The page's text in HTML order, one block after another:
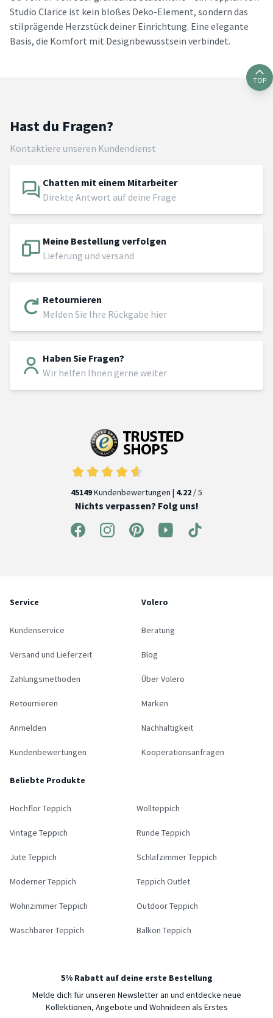
Studio Clarice ist kein bloßes Deko-Element, sondern das
stilprägende Herzstück deiner Einrichtung. Eine elegante
Basis, die Komfort mit Designbewusstsein verbindet.
TOP
Hast du Fragen?
Kontaktiere unseren Kundendienst
Chatten mit einem Mitarbeiter
Direkte Antwort auf deine Frage
Meine Bestellung verfolgen
Lieferung und versand
Retournieren
Melden Sie Ihre Rückgabe hier
Haben Sie Fragen?
Wir helfen Ihnen gerne weiter
45149Kundenbewertungen | 4.22 / 5
Nichts verpassen? Folg uns!
Service
Kundenservice
Versand und Lieferzeit
Zahlungsmethoden
Retournieren
Anmelden
Kundenbewertungen
Volero
Beratung
Blog
Über Volero
Marken
Nachhaltigkeit
Kooperationsanfragen
Beliebte Produkte
Hochflor Teppich Wollteppich
Vintage Teppich Runde Teppich
Jute Teppich Schlafzimmer Teppich
Moderner Teppich Teppich Outlet
Wohnzimmer Teppich Outdoor Teppich
Waschbarer Teppich Balkon Teppich
5% Rabatt auf deine erste Bestellung
Melde dich für unseren Newsletter an und entdecke neue
Kollektionen, Angebote und Wohnideen als Erstes